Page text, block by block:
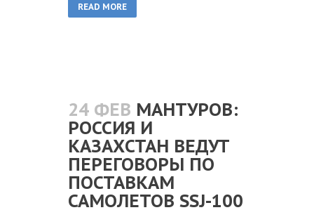
READ MORE
24 ФЕВ МАНТУРОВ:
РОССИЯ И
КАЗАХСТАН ВЕДУТ
ПЕРЕГОВОРЫ ПО
ПОСТАВКАМ
САМОЛЕТОВ SSJ-100